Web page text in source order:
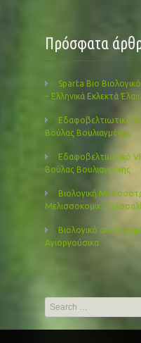
Πρόσφατα
Sparta Bio
– Ελληνικά Εκλεκτά
Εδαφοβελτιωτικό
Βούλας Βουλιαγμένης
Εδαφοβελτιωτικό
Βούλας Βουλιαγμένης
Βιολογική
Μελισσοκομική
Βιολογικό
Αγιοργούσικα
Search
for: